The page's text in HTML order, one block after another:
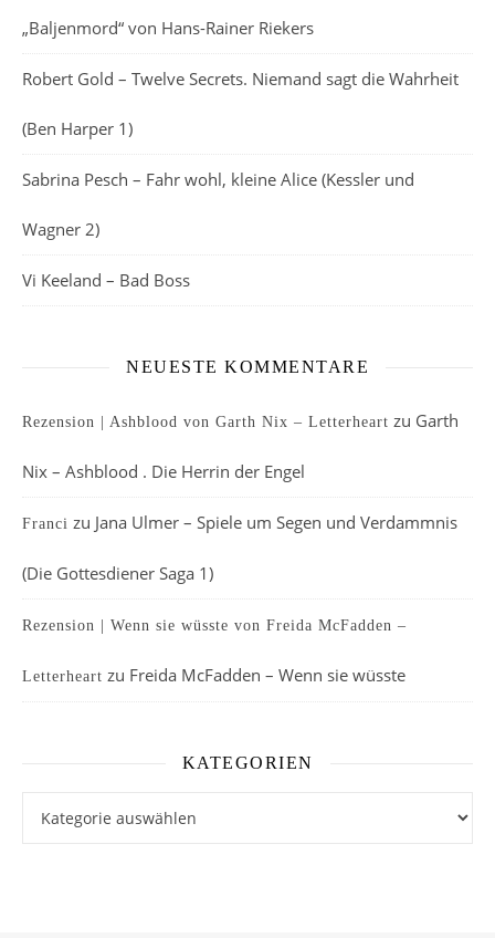
„Baljenmord“ von Hans-Rainer Riekers
Robert Gold – Twelve Secrets. Niemand sagt die Wahrheit
(Ben Harper 1)
Sabrina Pesch – Fahr wohl, kleine Alice (Kessler und
Wagner 2)
Vi Keeland – Bad Boss
NEUESTE KOMMENTARE
Rezension | Ashblood von Garth Nix – Letterheart zu Garth
Nix – Ashblood . Die Herrin der Engel
Franci zu Jana Ulmer – Spiele um Segen und Verdammnis
(Die Gottesdiener Saga 1)
Rezension | Wenn sie wüsste von Freida McFadden –
Letterheart zu Freida McFadden – Wenn sie wüsste
KATEGORIEN